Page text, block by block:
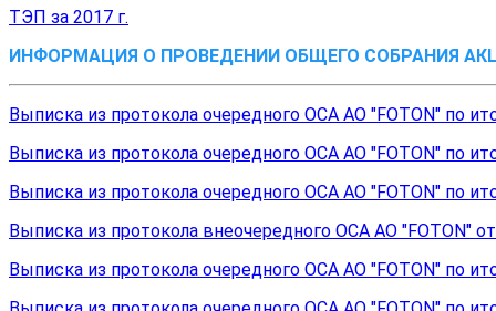
ТЭП за 2017 г.
ИНФОРМАЦИЯ О ПРОВЕДЕНИИ ОБЩЕГО СОБРАНИЯ
Выписка из протокола очередного ОСА АО "FOTON" по
Выписка из протокола очередного ОСА АО "FOTON" по
Выписка из протокола очередного ОСА АО "FOTON" по
Выписка из протокола внеочередного ОСА АО "FOTON"
Выписка из протокола очередного ОСА АО "FOTON" по